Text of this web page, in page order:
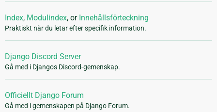
Index, Modulindex, or Innehållsförteckning
Praktiskt när du letar efter specifik information.
Django Discord Server
Gå med i Djangos Discord-gemenskap.
Officiellt Django Forum
Gå med i gemenskapen på Django Forum.